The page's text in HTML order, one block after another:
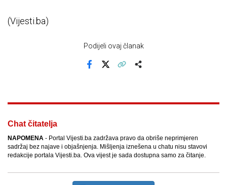
(Vijesti.ba)
Podijeli ovaj članak
Chat čitatelja
NAPOMENA - Portal Vijesti.ba zadržava pravo da obriše neprimjeren
sadržaj bez najave i objašnjenja. Mišljenja iznešena u chatu nisu stavovi
redakcije portala Vijesti.ba. Ova vijest je sada dostupna samo za čitanje.